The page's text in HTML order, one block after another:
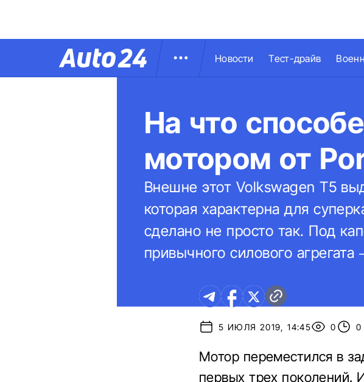
Новости Тест-драйв
На что
мотором от
Внешне этот Volkswagen T5
которая характерна для
сделано не просто так. Под
привычного силового
5 ИЮЛЯ 2019, 14:45 0
Мотор переместился в
первых трех поколений.